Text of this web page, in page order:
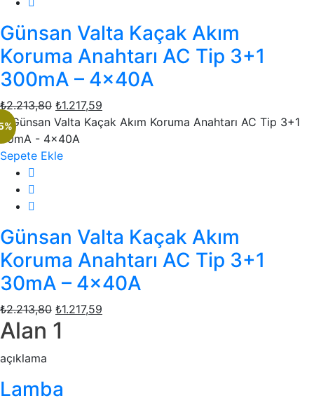
Günsan Valta Kaçak Akım
Koruma Anahtarı AC Tip 3+1
300mA – 4x40A
₺2.213,80 Orijinal
fiyat:
₺2.213,80.
₺1.217,59
andaki
Sepete Ekle
Günsan Valta Kaçak Akım
Koruma Anahtarı AC Tip 3+1
30mA – 4x40A
₺2.213,80 Orijinal
fiyat:
₺2.213,80.
₺1.217,59
Alan 1
açıklama
Lamba